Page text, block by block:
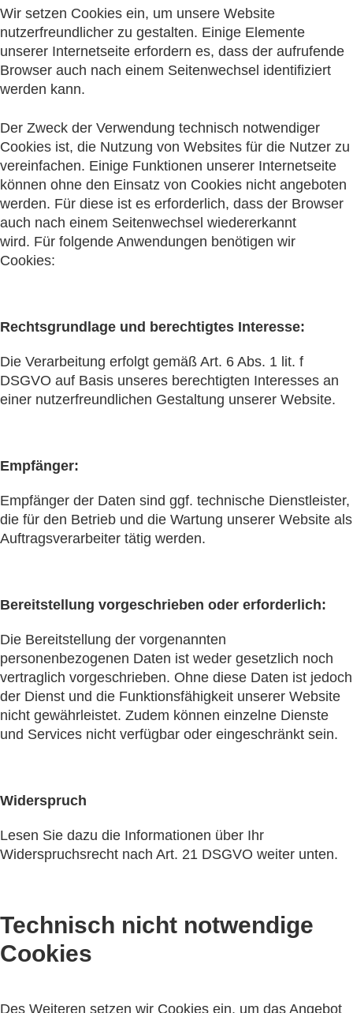
Wir setzen Cookies ein, um unsere Website
nutzerfreundlicher zu gestalten. Einige Elemente
unserer Internetseite erfordern es, dass der aufrufende
Browser auch nach einem Seitenwechsel identifiziert
werden kann.
Der Zweck der Verwendung technisch notwendiger
Cookies ist, die Nutzung von Websites für die Nutzer zu
vereinfachen. Einige Funktionen unserer Internetseite
können ohne den Einsatz von Cookies nicht angeboten
werden. Für diese ist es erforderlich, dass der Browser
auch nach einem Seitenwechsel wiedererkannt
wird. Für folgende Anwendungen benötigen wir
Cookies:
Rechtsgrundlage und berechtigtes Interesse:
Die Verarbeitung erfolgt gemäß Art. 6 Abs. 1 lit. f
DSGVO auf Basis unseres berechtigten Interesses an
einer nutzerfreundlichen Gestaltung unserer Website.
Empfänger:
Empfänger der Daten sind ggf. technische Dienstleister,
die für den Betrieb und die Wartung unserer Website als
Auftragsverarbeiter tätig werden.
Bereitstellung vorgeschrieben oder erforderlich:
Die Bereitstellung der vorgenannten
personenbezogenen Daten ist weder gesetzlich noch
vertraglich vorgeschrieben. Ohne diese Daten ist jedoch
der Dienst und die Funktionsfähigkeit unserer Website
nicht gewährleistet. Zudem können einzelne Dienste
und Services nicht verfügbar oder eingeschränkt sein.
Widerspruch
Lesen Sie dazu die Informationen über Ihr
Widerspruchsrecht nach Art. 21 DSGVO weiter unten.
Technisch nicht notwendige
Cookies
Des Weiteren setzen wir Cookies ein, um das Angebot